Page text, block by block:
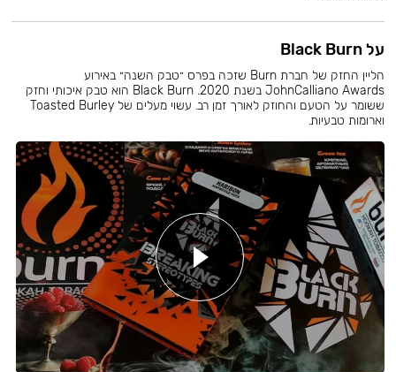
על Black Burn
הליין החזק של חברת Burn שזכה בפרס ״טבק השנה״ באירוע
JohnCalliano Awards בשנת 2020. Black Burn הוא טבק איכותי וחזק
ששומר על הטעם והחוזק לאורך זמן רב. עשוי מעלים של Toasted Burley
וארומות טבעיות.